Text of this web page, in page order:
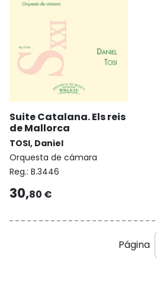
Suite Catalana. Els reis
de Mallorca
TOSI, Daniel
Orquesta de cámara
Reg.: B.3446
30,80 €
Página